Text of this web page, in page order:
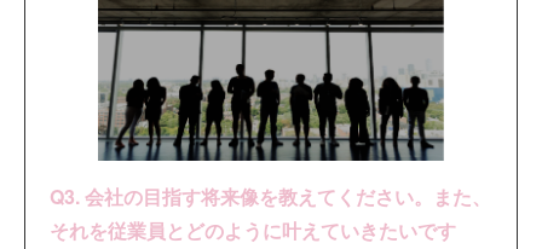
Q3. 会社の目指す将来像を教えてください。また、
それを従業員とどのように叶えていきたいです